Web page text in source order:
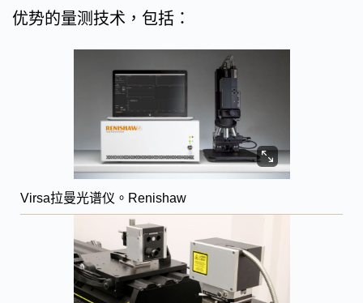
优势的量测技术，包括：
Virsa拉曼光谱仪。Renishaw